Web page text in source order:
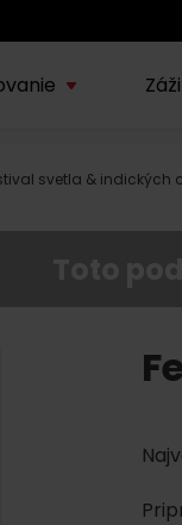
Kúpele
svetla & indických